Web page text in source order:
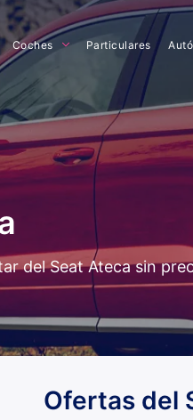
Coches Particulares
del Seat Ateca sin
Ofertas del